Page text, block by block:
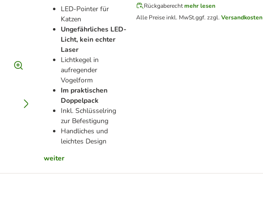
LED-Pointer für
Katzen
Ungefährliches LED-
Licht, kein echter
Laser
Lichtkegel in
aufregender
Vogelform
Im praktischen
Doppelpack
Inkl. Schlüsselring
zur Befestigung
Handliches und
leichtes Design
weiter
Rückgaberechtmehr lesen
Alle Preise inkl. MwSt.ggf. zzgl.Versandkosten